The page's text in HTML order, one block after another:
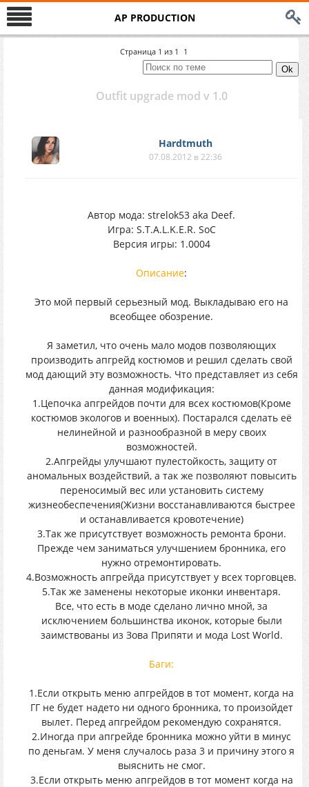
AP PRODUCTION
Страница 1 из 1 1
Outfit upgrade mod v 1.0
Hardtmuth
07.08.2012 в 22:36
Автор мода: strelok53 aka Deef.
Игра: S.T.A.L.K.E.R. SoC
Версия игры: 1.0004
Описание:
Это мой первый серьезный мод. Выкладываю его на
всеобщее обозрение.
Я заметил, что очень мало модов позволяющих
производить апгрейд костюмов и решил сделать свой
мод дающий эту возможность. Что представляет из себя
данная модификация:
1.Цепочка апгрейдов почти для всех костюмов(Кроме
костюмов экологов и военных). Постарался сделать её
нелинейной и разнообразной в меру своих
возможностей.
2.Апгрейды улучшают пулестойкость, защиту от
аномальных воздействий, а так же позволяют повысить
переносимый вес или установить систему
жизнеобеспечения(Жизни восстанавливаются быстрее
и останавливается кровотечение)
3.Так же присутствует возможность ремонта брони.
Прежде чем заниматься улучшением бронника, его
нужно отремонтировать.
4.Возможность апгрейда присутствует у всех торговцев.
5.Так же заменены некоторые иконки инвентаря.
Все, что есть в моде сделано лично мной, за
исключением большинства иконок, которые были
заимствованы из Зова Припяти и мода Lost World.
Баги:
1.Если открыть меню апгрейдов в тот момент, когда на
ГГ не будет надето ни одного бронника, то произойдет
вылет. Перед апгрейдом рекомендую сохранятся.
2.Иногда при апгрейде бронника можно уйти в минус
по деньгам. У меня случалось раза 3 и причину этого я
выяснить не смог.
3.Если открыть меню апгрейдов в тот момент когда на